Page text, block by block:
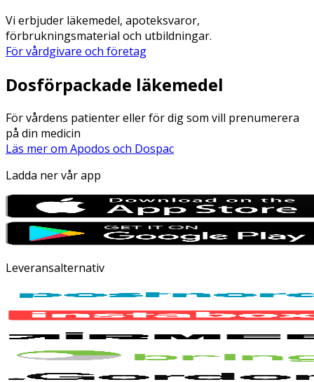
Vi erbjuder läkemedel, apoteksvaror,
förbrukningsmaterial och utbildningar.
För vårdgivare och företag
Dosförpackade läkemedel
För vårdens patienter eller för dig som vill prenumerera
på din medicin
Läs mer om Apodos och Dospac
Ladda ner vår app
Leveransalternativ